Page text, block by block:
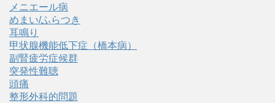
メニエール病
めまい/ふらつき
耳鳴り
甲状腺機能低下症（橋本病）
副腎疲労症候群
突発性難聴
頭痛
整形外科的問題